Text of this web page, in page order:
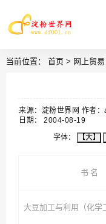
当前位置： 首页 > 网上贸易
来源：淀粉世界网 作者
日期： 2004-08-19
字体：
【大】
书 名
大豆加工与利用（化学